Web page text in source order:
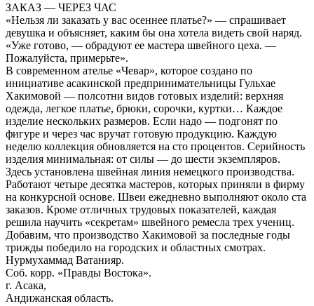
ЗАКАЗ — ЧЕРЕЗ ЧАС
«Нельзя ли заказать у вас осеннее платье?» — спрашивает
девушка и объясняет, каким бы она хотела видеть свой наряд.
«Уже готово, — обрадуют ее мастера швейного цеха. —
Пожалуйста, примерьте».
В современном ателье «Чевар», которое создано по
инициативе асакинской предпринимательницы Гульхае
Хакимовой — полсотни видов готовых изделий: верхняя
одежда, легкое платье, брюки, сорочки, куртки… Каждое
изделие нескольких размеров. Если надо — подгонят по
фигуре и через час вручат готовую продукцию. Каждую
неделю коллекция обновляется на сто процентов. Серийность
изделия минимальная: от силы — до шести экземпляров.
Здесь установлена швейная линия немецкого производства.
Работают четыре десятка мастеров, которых приняли в фирму
на конкурсной основе. Швеи ежедневно выполняют около ста
заказов. Кроме отличных трудовых показателей, каждая
решила научить «секретам» швейного ремесла трех учениц.
Добавим, что производство Хакимовой за последные годы
трижды победило на городских и областных смотрах.
Нурмухаммад Ватанияр.
Соб. корр. «Правды Востока».
г. Асака,
Андижанская область.